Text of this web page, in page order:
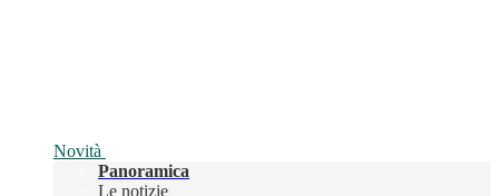
Novità
Panoramica
Le notizie